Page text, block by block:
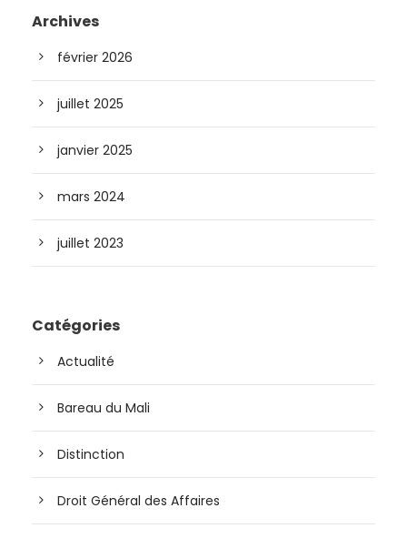
Archives
février 2026
juillet 2025
janvier 2025
mars 2024
juillet 2023
Catégories
Actualité
Bareau du Mali
Distinction
Droit Général des Affaires